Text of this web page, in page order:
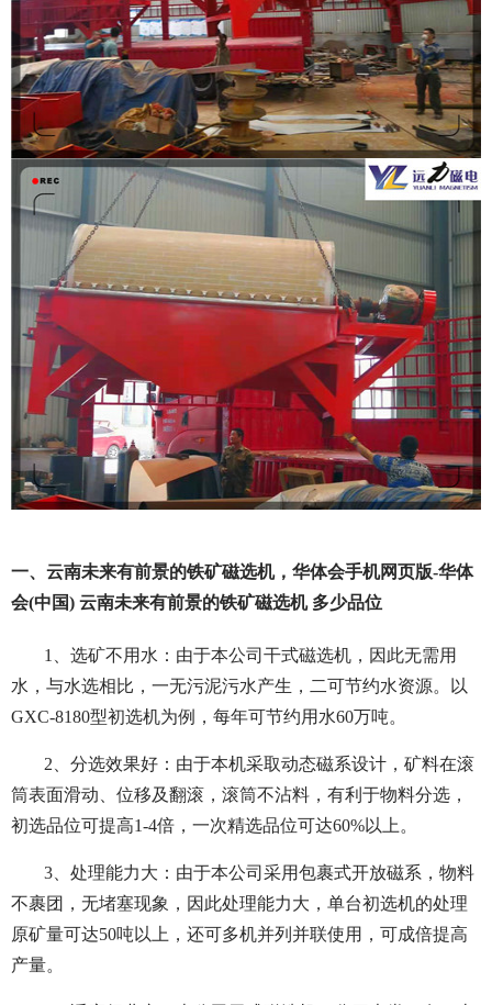
一、云南未来有前景的铁矿磁选机，华体会手机网页版-华体
会(中国) 云南未来有前景的铁矿磁选机 多少品位
1、选矿不用水：由于本公司干式磁选机，因此无需用
水，与水选相比，一无污泥污水产生，二可节约水资源。以
GXC-8180型初选机为例，每年可节约用水60万吨。
2、分选效果好：由于本机采取动态磁系设计，矿料在滚
筒表面滑动、位移及翻滚，滚筒不沾料，有利于物料分选，
初选品位可提高1-4倍，一次精选品位可达60%以上。
3、处理能力大：由于本公司采用包裹式开放磁系，物料
不裹团，无堵塞现象，因此处理能力大，单台初选机的处理
原矿量可达50吨以上，还可多机并列并联使用，可成倍提高
产量。